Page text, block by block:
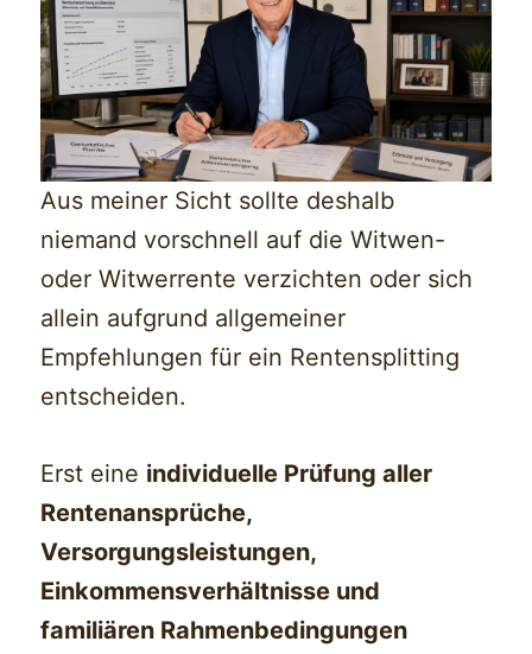
Aus meiner Sicht sollte deshalb
niemand vorschnell auf die Witwen-
oder Witwerrente verzichten oder sich
allein aufgrund allgemeiner
Empfehlungen für ein Rentensplitting
entscheiden.
Erst eine individuelle Prüfung aller
Rentenansprüche,
Versorgungsleistungen,
Einkommensverhältnisse und
familiären Rahmenbedingungen